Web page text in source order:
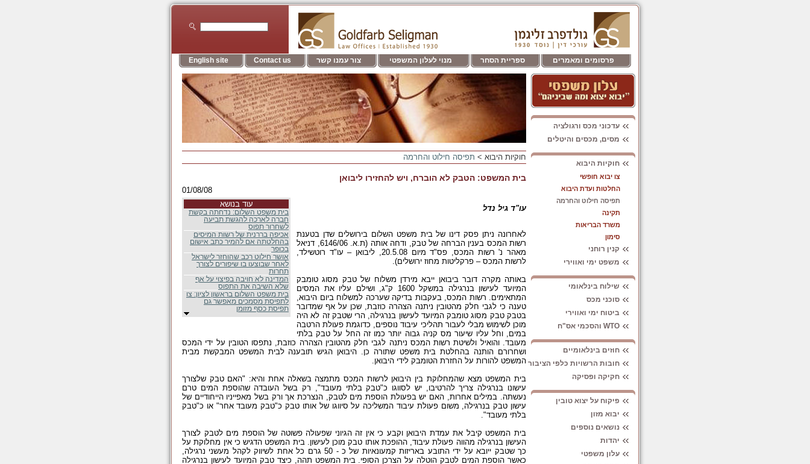
פרסומים ומאמרים ספריית הסחר מנוי לעלון המשפטי צור עמנו קשר Contact us
English site
עדכוני מכס ורגולציה
מסים, מכסים והיטלים
חוקיות היבוא
צו יבוא חופשי
החלטות ועדת היבוא
תפיסה חילוט והחרמה
תקינה
משרד הבריאות
סימון
קנין רוחני
משפט ימי ואווירי
שילוח בינלאומי
סוכני מכס
ביטוח ימי ואווירי
WTO והסכמי אס"ח
חוזים בינלאומיים
חובות הרשויות כלפי הציבור
חקיקה ופסיקה
פיקוח על יצוא טובין
יבוא מזון
נושאים נוספים
יהדות
עלון משפטי
חוקיות היבוא > תפיסה חילוט והחרמה
בית המשפט: הטבק לא הוברח, ויש להחזירו ליבואן
01/08/08
עוד בנושא
בית משפט השלום: נדחתה בקשת
חברה לארכה להגשת תביעה
לשחרור תפוס
אכיפה בררנית של רשות המיסים
בהחלטתה אם להמיר כתב אישום
בכופר
אושר חילוט רכב שהוחזר לישראל
לאחר שבוצעו בו שיפורים לצורך
תחרות
המדינה לא חויבה בפיצוי על אף
שלא השיבה את התפוס
בית משפט השלום בראשון לציון: צו
לתפיסת מסמכים מאפשר גם
תפיסת כסף מזומן
עו"ד גיל נדל
לאחרונה ניתן פסק דינו של בית משפט השלום בירושלים שדן בטענת
רשות המכס בענין הברחה של טבק, ודחה אותה (ת.א. 6146/06, דניאל
מאהר נ' רשות המכס, פס"ד מיום 20.5.08, ליבואן – עו"ד רוטשילד,
לרשות המכס – פרקליטות מחוז ירושלים).
באותה מקרה דובר ביבואן ייבא מירדן משלוח של טבק מסוג טומבק
המיועד לעישון בנרגילה במשקל 1600 ק"ג, ושילם עליו את המסים
המתאימים. רשות המכס, בעקבות בדיקה שערכה למשלוח ביום היבוא,
טענה כי לגבי חלק מהטובין ניתנה הצהרה כוזבת, שכן על אף שמדובר
בטבק טבק מסוג טומבק המיועד לעישון בנרגילה, הרי שטבק זה לא היה
מוכן לשימוש מבלי לעבור תהליכי עיבוד נוספים, כדוגמת פעולת הרטבה
במים, וחל עליו שיעור מס קניה גבוה יותר כמו זה החל על טבק בלתי
מעובד. והואיל ולשיטת רשות המכס ניתנה לגבי חלק מהטובין הצהרה כוזבת, נתפסו הטובין על ידי המכס
ושחרורם הותנה בהחלטת בית משפט שתורה כן. היבואן הגיש תובענה לבית המשפט המבקשת מבית
המשפט להורות על החזרת הטומבק לידי היבואן.
בית המשפט מצא שהמחלוקת בין היבואן לרשות המכס מתמצה בשאלה אחת והיא: "האם טבק שלצורך
עישונו בנרגילה צריך להרטיבו, יש לסווגו כ"טבק בלתי מעובד", רק בשל העובדה שהוספת המים טרם
נעשתה. במילים אחרות, האם יש בפעולת הוספת מים לטבק, הנצרכת אך ורק בשל מאפייניו הייחודיים של
עישון טבק בנרגילה, משום פעולת עיבוד המשליכה על סיווגו של אותו טבק כ"טבק מעובד אחר" או כ"טבק
בלתי מעובד".
בית המשפט קיבל את עמדת היבואן וקבע כי אין זה הגיוני שפעולה פשוטה של הוספת מים לטבק לצורך
העישון בנרגילה מהווה פעולת עיבוד, ההופכת אותו טבק מוכן לעישון. בית המשפט הדגיש כי אין מחלוקת על
כך שטבק ייובא על ידי התובע באריזות קמעונאיות של כ - 50 גרם כל אחת לשיווק לקהל מעשני נרגילה,
כאשר הוספת המים לטבק הוטלה על הצרכן הסופי. בית המשפט תהה, כיצד טבק המיועד לעישון בנרגילה